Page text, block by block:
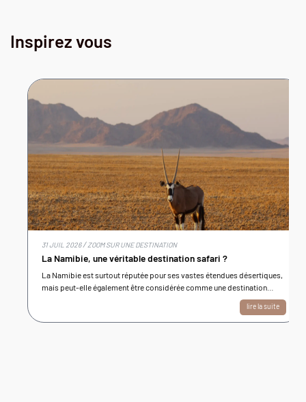
Inspirez vous
31 JUIL 2026 /ZOOM SUR UNE DESTINATION
La Namibie, une véritable destination safari ?
La Namibie est surtout réputée pour ses vastes étendues désertiques,
mais peut-elle également être considérée comme une destination
safari au même titre que le Botswana ou la Tanzanie ? nous vous
lire la suite